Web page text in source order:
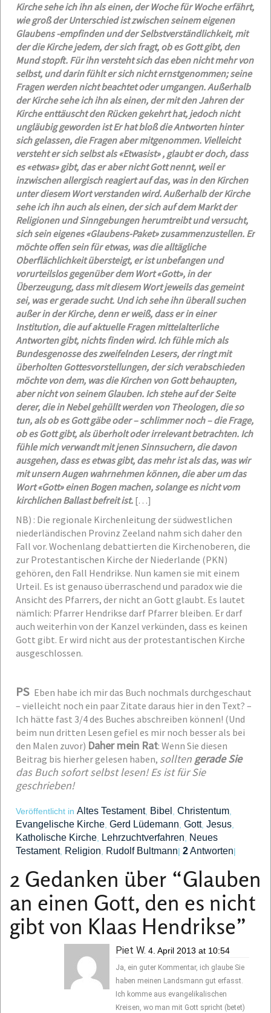
Kirche sehe ich ihn als einen, der Woche für Woche erfährt,
wie groß der Unterschied ist zwischen seinem eigenen
Glaubens -empfinden und der Selbstverständlichkeit, mit
der die Kirche jedem, der sich fragt, ob es Gott gibt, den
Mund stopft. Für ihn versteht sich das eben nicht mehr von
selbst, und darin fühlt er sich nicht ernstgenommen; seine
Fragen werden nicht beachtet oder umgangen. Außerhalb
der Kirche sehe ich ihn als einen, der mit den Jahren der
Kirche enttäuscht den Rücken gekehrt hat, jedoch nicht
ungläubig geworden ist Er hat bloß die Antworten hinter
sich gelassen, die Fragen aber mitgenommen. Vielleicht
versteht er sich selbst als «Etwasist» , glaubt er doch, dass
es «etwas» gibt, das er aber nicht Gott nennt, weil er
inzwischen allergisch reagiert auf das, was in den Kirchen
unter diesem Wort verstanden wird. Außerhalb der Kirche
sehe ich ihn auch als einen, der sich auf dem Markt der
Religionen und Sinngebungen herumtreibt und versucht,
sich sein eigenes «Glaubens-Paket» zusammenzustellen. Er
möchte offen sein für etwas, was die alltägliche
Oberflächlichkeit übersteigt, er ist unbefangen und
vorurteilslos gegenüber dem Wort «Gott», in der
Überzeugung, dass mit diesem Wort jeweils das gemeint
sei, was er gerade sucht. Und ich sehe ihn überall suchen
außer in der Kirche, denn er weiß, dass er in einer
Institution, die auf aktuelle Fragen mittelalterliche
Antworten gibt, nichts finden wird. Ich fühle mich als
Bundesgenosse des zweifelnden Lesers, der ringt mit
überholten Gottesvorstellungen, der sich verabschieden
möchte von dem, was die Kirchen von Gott behaupten,
aber nicht von seinem Glauben. Ich stehe auf der Seite
derer, die in Nebel gehüllt werden von Theologen, die so
tun, als ob es Gott gäbe oder – schlimmer noch – die Frage,
ob es Gott gibt, als überholt oder irrelevant betrachten. Ich
fühle mich verwandt mit jenen Sinnsuchern, die davon
ausgehen, dass es etwas gibt, das mehr ist als das, was wir
mit unsern Augen wahrnehmen können, die aber um das
Wort «Gott» einen Bogen machen, solange es nicht vom
kirchlichen Ballast befreit ist. […]
NB) : Die regionale Kirchenleitung der südwestlichen
niederländischen Provinz Zeeland nahm sich daher den
Fall vor. Wochenlang debattierten die Kirchenoberen, die
zur Protestantischen Kirche der Niederlande (PKN)
gehören, den Fall Hendrikse. Nun kamen sie mit einem
Urteil. Es ist genauso überraschend und paradox wie die
Ansicht des Pfarrers, der nicht an Gott glaubt. Es lautet
nämlich: Pfarrer Hendrikse darf Pfarrer bleiben. Er darf
auch weiterhin von der Kanzel verkünden, dass es keinen
Gott gibt. Er wird nicht aus der protestantischen Kirche
ausgeschlossen.
PS Eben habe ich mir das Buch nochmals durchgeschaut
– vielleicht noch ein paar Zitate daraus hier in den Text? –
Ich hätte fast 3/4 des Buches abschreiben können! (Und
beim nun dritten Lesen gefiel es mir noch besser als bei
den Malen zuvor) Daher mein Rat: Wenn Sie diesen
Beitrag bis hierher gelesen haben, sollten gerade Sie
das Buch sofort selbst lesen! Es ist für Sie
geschrieben!
Veröffentlicht in Altes Testament, Bibel Christentum
Evangelische Kirche Gerd Lüdemann Gott, Jesus
Katholische Kirche Lehrzuchtverfahren
Neues
Testament, Religion Rudolf Bultmann| 2Antworten|
2 Gedanken über “Glauben
an einen Gott, den es nicht
gibt von Klaas Hendrikse”
Piet W. 4. April 2013 at 10:54
Ja, ein guter Kommentar, ich glaube Sie
haben meinen Landsmann gut erfasst.
Ich komme aus evangelikalischen
Kreisen, wo man mit Gott spricht (betet)